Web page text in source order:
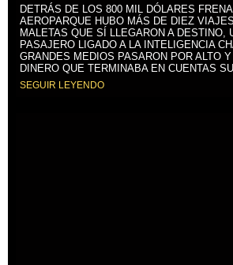
DETRÁS DE LOS 800 MIL DÓLARES
AEROPARQUE HUBO MÁS DE DIEZ
MALETAS QUE SÍ LLEGARON A DESTINO,
PASAJERO LIGADO A LA INTELIGENCIA
GRANDES MEDIOS PASARON POR ALTO
DINERO QUE TERMINABA EN CUENTAS
SEGUIR LEYENDO